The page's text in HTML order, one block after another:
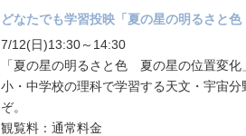
どなたでも学習投映「夏の星の明るさと
7/12(日)13:30～14:30
「夏の星の明るさと色 夏の星の位置変化
小・中学校の理科で学習する天文・宇宙
ぞ。
観覧料：通常料金